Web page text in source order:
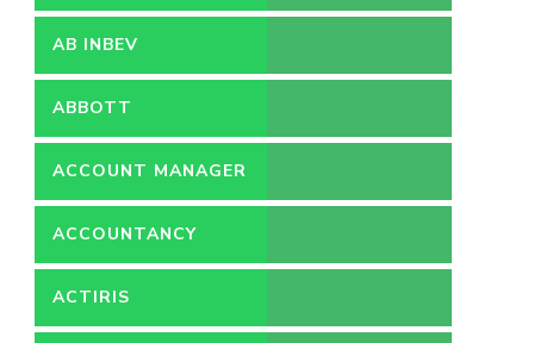
AB INBEV
ABBOTT
ACCOUNT MANAGER
ACCOUNTANCY
ACTIRIS